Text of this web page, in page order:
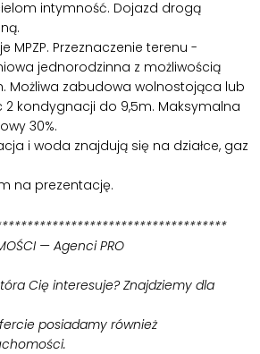
intymność. Dojazd drogą
MPZP. Przeznaczenie terenu -
jednorodzinna z możliwością
Możliwa zabudowa wolnostojąca lub
2 kondygnacji do 9,5m. Maksymalna
30%.
i woda znajdują się na działce, gaz
na prezentację.
— Agenci PRO
Cię interesuje? Znajdziemy dla
posiadamy również